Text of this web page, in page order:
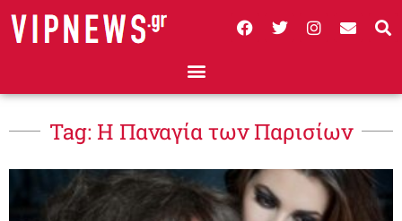
Tag: Η Παναγία των Παρισίων